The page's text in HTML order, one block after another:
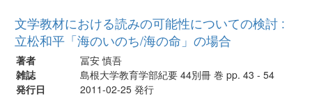
文学教材における読みの可能性についての検討 :
立松和平「海のいのち/海の命」の場合
著者
冨安 慎吾
雑誌
島根大学教育学部紀要 44別冊 巻 pp. 43 - 54
発行日
2011-02-25 発行